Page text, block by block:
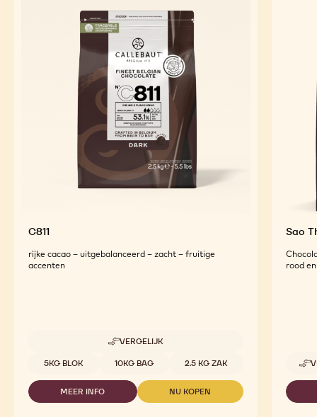
C811
rijke cacao – uitgebalanceerd – zacht – fruitige
accenten
VERGELIJK
-
Beschikbare maten
5KG BLOK 10KG BAG 2.5 KG ZAK
MEER INFO
-
NU KOPEN
-
Sao
rood